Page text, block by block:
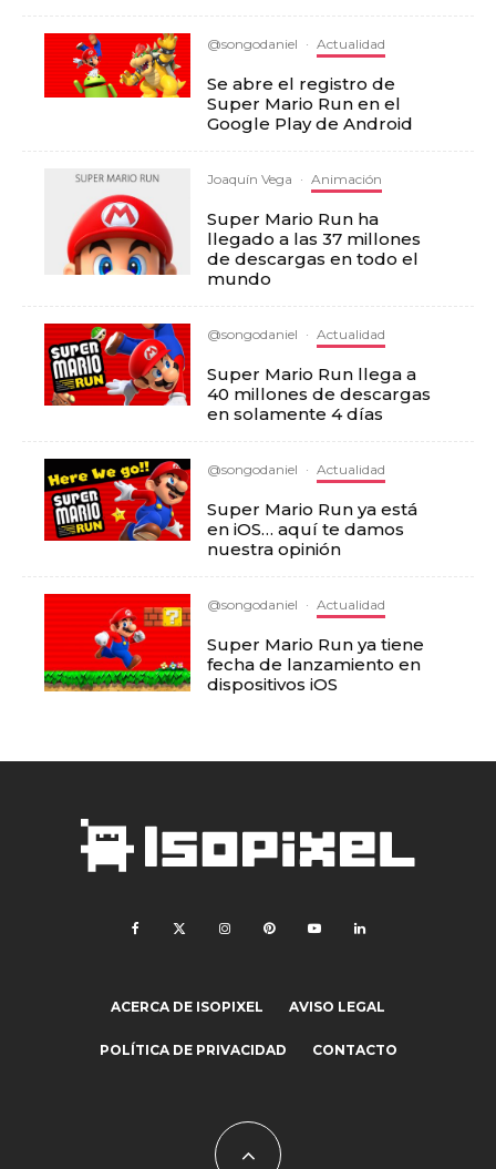
@songodaniel · Actualidad
Se abre el registro de
Super Mario Run en el
Google Play de Android
Joaquín Vega · Animación
Super Mario Run ha
llegado a las 37 millones
de descargas en todo el
mundo
@songodaniel · Actualidad
Super Mario Run llega a
40 millones de descargas
en solamente 4 días
@songodaniel · Actualidad
Super Mario Run ya está
en iOS… aquí te damos
nuestra opinión
@songodaniel · Actualidad
Super Mario Run ya tiene
fecha de lanzamiento en
dispositivos iOS
ACERCA DE ISOPIXEL AVISO LEGAL
POLÍTICA DE PRIVACIDAD CONTACTO